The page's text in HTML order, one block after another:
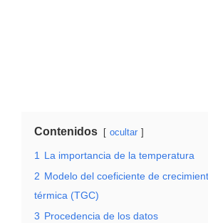
Contenidos ocultar
1
La importancia de la temperatura
2 Modelo del coeficiente de
térmica (TGC)
3 Procedencia de los datos